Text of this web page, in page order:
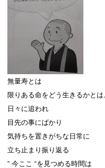
無量寿とは
限りある命をどう生きるかとは
日々に追われ
目先の事にばかり
気持ちを置きがちな日常に
立ち止まり振り返る
” 今ここ “を見つめる時間は